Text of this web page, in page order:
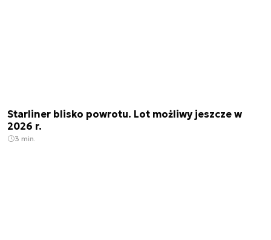
Starliner blisko powrotu. Lot możliwy jeszcze w
2026 r.
3 min.